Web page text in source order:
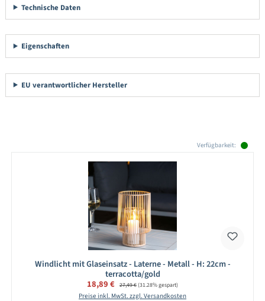
Technische Daten
Eigenschaften
EU verantwortlicher Hersteller
Verfügbarkeit:
Windlicht mit Glaseinsatz - Laterne - Metall - H: 22cm -
terracotta/gold
Verkaufspreis:
18,89 € Regulärer Preis:
27,49 €(31.28% gespart)
Preise inkl. MwSt. zzgl. Versandkosten